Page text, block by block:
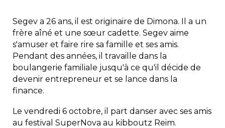
Segev a 26 ans, il est originaire de Dimona. Il a un
frère aîné et une sœur cadette. Segev aime
s'amuser et faire rire sa famille et ses amis.
Pendant des années, il travaille dans la
boulangerie familiale jusqu'à ce qu'il décide de
devenir entrepreneur et se lance dans la
finance.
Le vendredi 6 octobre, il part danser avec ses amis
au festival SuperNova au kibboutz Reim.